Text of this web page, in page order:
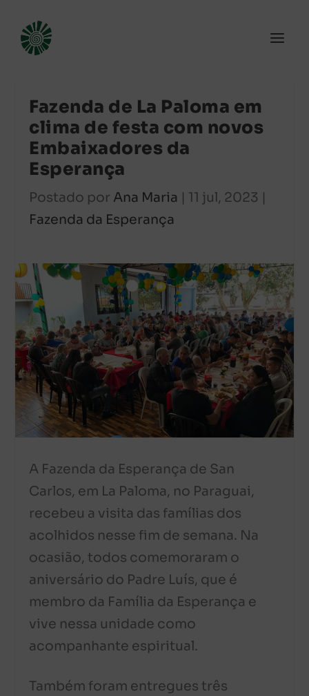
Fazenda de La Paloma em
clima de festa com novos
Embaixadores da
Esperança
Postado por Ana Maria | 11 jul, 2023 |
Fazenda da Esperança
A Fazenda da Esperança de San
Carlos, em La Paloma, no Paraguai,
recebeu a visita das famílias dos
acolhidos nesse fim de semana. Na
ocasião, todos comemoraram o
aniversário do Padre Luís, que é
membro da Família da Esperança e
vive nessa unidade como
acompanhante espiritual.
Também foram entregues três